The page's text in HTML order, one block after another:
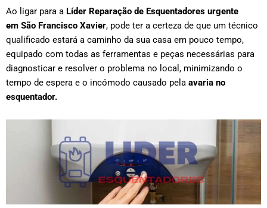
Ao ligar para a Líder Reparação de Esquentadores urgente
em São Francisco Xavier, pode ter a certeza de que um técnico
qualificado estará a caminho da sua casa em pouco tempo,
equipado com todas as ferramentas e peças necessárias para
diagnosticar e resolver o problema no local, minimizando o
tempo de espera e o incómodo causado pela avaria no
esquentador.